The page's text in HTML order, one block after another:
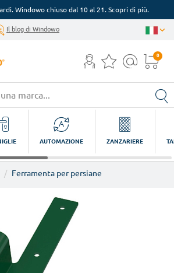
Windowo chiuso dal 10 al 21. Scopri di più.
Il blog di Windowo
0
AUTOMAZIONE ZANZARIERE
Ferramenta per persiane